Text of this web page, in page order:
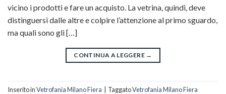
vicino i prodotti e fare un acquisto. La vetrina, quindi, deve
distinguersi dalle altre e colpire l’attenzione al primo sguardo,
ma quali sono gli […]
CONTINUA A LEGGERE →
Inserito inVetrofania Milano Fiera TaggatoVetrofania Milano Fiera